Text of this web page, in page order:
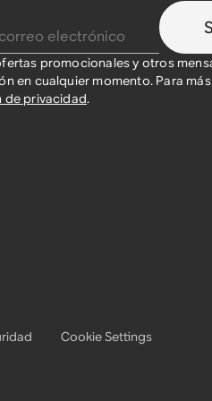
promocionales y otros
en cualquier momento. Para
de privacidad.
Cookie Settings